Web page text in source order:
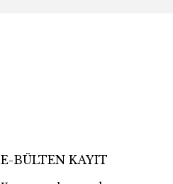
E-BÜLTEN KAYIT